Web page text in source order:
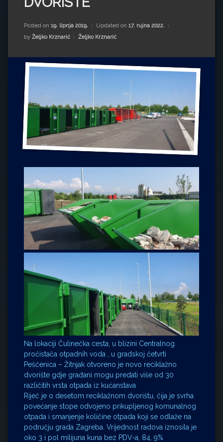
Impressum
Milenko Strižak
Drugi autori
Drugi autori
Ljiljana Lekanić-Kljaić
Željko Krznarić
Mario Lovreković
Miroslav Šantek
Posted on 19. lipnja 2019. Updated on 17. rujna 2022.
by Željko Krznarić Kategorije:
Željko Krznarić
Na lokaciji Čulinečka cesta, u blizini Centralnog
pročistača otpadnih voda , u gradskoj četvrti
Peščenica – Žitnjak otvoreno je novo reciklažno
dvorište gdje građani mogu predati više od 30
različitih vrsta otpada iz kućanstava
Riječ je o desetom reciklažnom dvorištu, čija je svrha
povećanje stope odvojeno prikupljenog komunalnog
otpada i smanjenje količine otpada koji se odlaže na
području grada Zagreba. Vrijednost radova iznosila je
oko 3 i pol milijuna kuna bez PDV-a, 84, 9%